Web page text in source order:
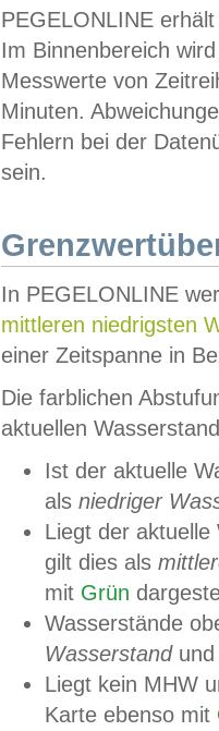
PEGELONLINE
Im Binnenbereich
Messwerte von
Minuten.
Fehlern bei der
sein.
In PEGELONLINE
mittleren niedrigsten
einer Zeitspanne in
Die farblichen
aktuellen
Ist der aktuelle
als niedriger
Liegt der
gilt dies als
mit Grün
Wasserstände
Wasserstandund
Liegt kein MHW
Karte ebenso mit